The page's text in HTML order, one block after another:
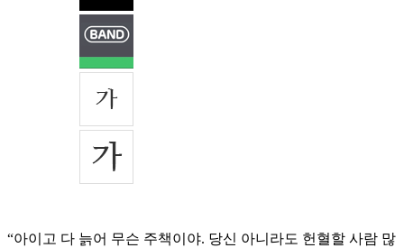
“아이고 다 늙어 무슨 주책이야. 당신 아니라도 헌혈할 사람 많